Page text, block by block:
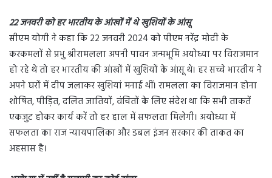
22 जनवरी को हर भारतीय के आंखों में थे खुशियों के आंसू
सीएम योगी ने कहा कि 22 जनवरी 2024 को पीएम नरेंद्र मोदी के
करकमलों से प्रभु श्रीरामलला अपनी पावन जन्मभूमि अयोध्या पर विराजमान
हो रहे थे तो हर भारतीय की आंखों में खुशियों के आंसू थे। हर सच्चे भारतीय ने
अपने घरों में दीप जलाकर खुशियां मनाई थीं। रामलला का विराजमान होना
शोषित, पीड़ित, दलित जातियों, वंचितों के लिए संदेश था कि सभी ताकतें
एकजुट होकर कार्य करें तो हर हाल में सफलता मिलेगी। अयोध्या में
सफलता का राज न्यायपालिका और डबल इंजन सरकार की ताकत का
अहसास है।